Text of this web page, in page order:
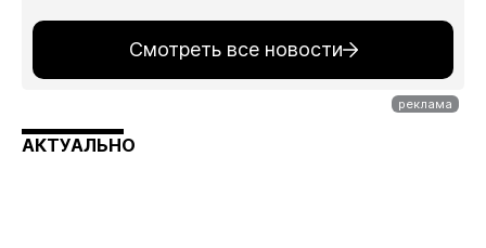
Смотреть все новости
АКТУАЛЬНО